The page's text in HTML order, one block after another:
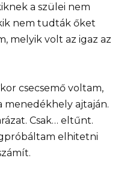
a szülei nem
nem tudták őket
melyik volt az igaz az
csecsemő voltam,
ajtaján.
Csak… eltűnt.
elhitetni